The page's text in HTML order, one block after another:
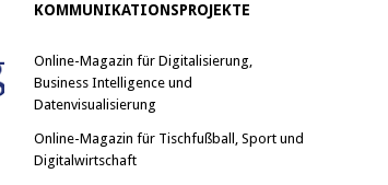
KOMMUNIKATIONSPROJEKTE
Online-Magazin für Digitalisierung,
Business Intelligence und
Datenvisualisierung
Online-Magazin für Tischfußball, Sport und
Digitalwirtschaft